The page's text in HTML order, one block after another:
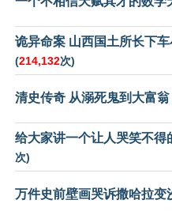
诡异命案 山西国土所长下
(214,132次)
清史传奇 从溺死鬼到大富翁
给大家讲一个让人哭笑不得
次)
万件史前壁画哭诉撒哈拉变